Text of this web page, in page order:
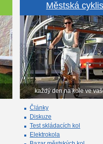
Městská
každý den na kole ve
Články
Diskuze
Test skládacích kol
Elektrokola